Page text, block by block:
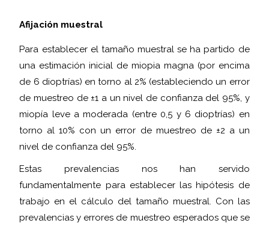
Afijación muestral
Para establecer el tamaño muestral se ha partido de
una estimación inicial de miopia magna (por encima
de 6 dioptrías) en torno al 2% (estableciendo un error
de muestreo de ±1 a un nivel de confianza del 95%, y
miopía leve a moderada (entre 0,5 y 6 dioptrías) en
torno al 10% con un error de muestreo de ±2 a un
nivel de confianza del 95%.
Estas prevalencias nos han servido
fundamentalmente para establecer las hipótesis de
trabajo en el cálculo del tamaño muestral. Con las
prevalencias y errores de muestreo esperados que se